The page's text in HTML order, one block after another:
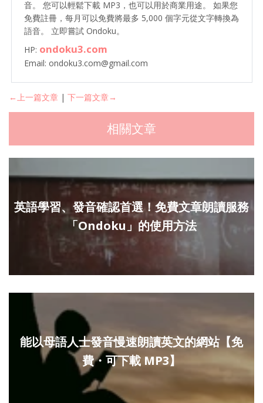
音。 您可以輕鬆下載 MP3，也可以用於商業用途。 如果您
免費註冊，每月可以免費將最多 5,000 個字元從文字轉換為
語音。 立即嘗試 Ondoku。
HP: ondoku3.com
Email: ondoku3.com@gmail.com
←上一篇文章 | 下一篇文章→
相關文章
英語學習、發音確認首選！免費文章朗讀服務
「Ondoku」的使用方法
能以母語人士發音慢速朗讀英文的網站【免
費・可下載 MP3】